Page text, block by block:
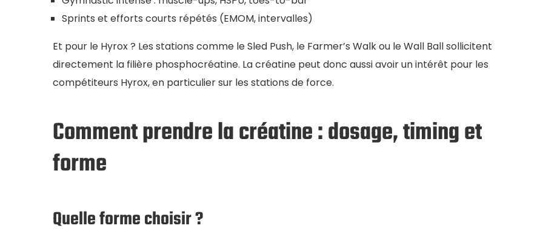
Sprints et efforts courts répétés (EMOM, intervalles)
Et pour le Hyrox ? Les stations comme le Sled Push, le Farmer’s Walk ou le Wall Ball sollicitent
directement la filière phosphocréatine. La créatine peut donc aussi avoir un intérêt pour les
compétiteurs Hyrox, en particulier sur les stations de force.
Comment prendre la créatine : dosage, timing et
forme
Quelle forme choisir ?